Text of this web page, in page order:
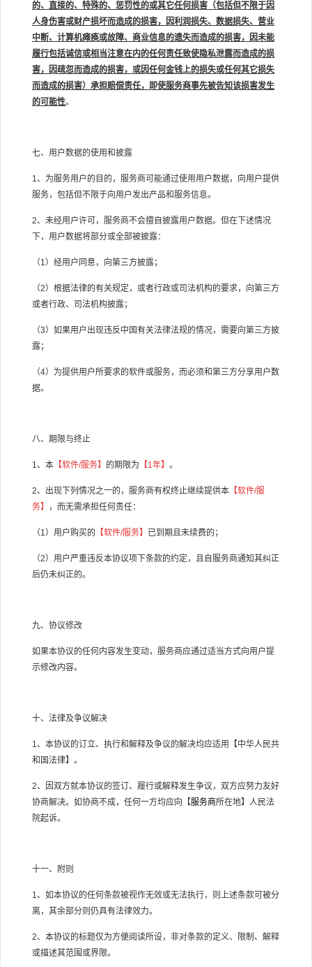
的、直接的、特殊的、惩罚性的或其它任何损害（包括但不限于因
人身伤害或财产损坏而造成的损害，因利润损失、数据损失、营业
中断、计算机瘫痪或故障、商业信息的遗失而造成的损害，因未能
履行包括诚信或相当注意在内的任何责任致使隐私泄露而造成的损
害，因疏忽而造成的损害，或因任何金钱上的损失或任何其它损失
而造成的损害）承担赔偿责任，即使服务商事先被告知该损害发生
的可能性。
七、用户数据的使用和披露
1、为服务用户的目的，服务商可能通过使用用户数据，向用户提供
服务，包括但不限于向用户发出产品和服务信息。
2、未经用户许可，服务商不会擅自披露用户数据。但在下述情况
下，用户数据将部分或全部被披露：
（1）经用户同意，向第三方披露；
（2）根据法律的有关规定，或者行政或司法机构的要求，向第三方
或者行政、司法机构披露；
（3）如果用户出现违反中国有关法律法规的情况，需要向第三方披
露；
（4）为提供用户所要求的软件或服务，而必须和第三方分享用户数
据。
八、期限与终止
1、本 【软件/服务】 的期限为 【1年】 。
2、出现下列情况之一的，服务商有权终止继续提供本 【软件/服
务】
，而无需承担任何责任：
（1）用户购买的 【软件/服务】 已到期且未续费的；
（2）用户严重违反本协议项下条款的约定，且自服务商通知其纠正
后仍未纠正的。
九、协议修改
如果本协议的任何内容发生变动，服务商应通过适当方式向用户提
示修改内容。
十、法律及争议解决
1、本协议的订立、执行和解释及争议的解决均应适用【中华人民共
和国法律】。
2、因双方就本协议的签订、履行或解释发生争议，双方应努力友好
协商解决。如协商不成，任何一方均应向【服务商所在地】人民法
院起诉。
十一、附则
1、如本协议的任何条款被视作无效或无法执行，则上述条款可被分
离，其余部分则仍具有法律效力。
2、本协议的标题仅为方便阅读所设，非对条款的定义、限制、解释
或描述其范围或界限。